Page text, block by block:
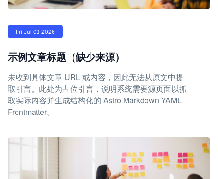
Fri Jul 03 2026
示例文章标题（缺少来源）
未收到具体文章 URL 或内容，因此无法从原文中提
取引言。此处为占位引言，说明系统需要源页面以抓
取实际内容并生成结构化的 Astro Markdown YAML
Frontmatter。